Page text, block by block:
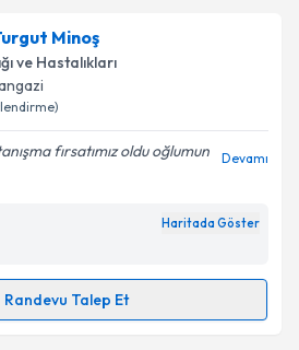
Uslu için randevu takvimi talebi
randevu almanız için bir
e-posta ile bilgilendireceğiz.
işlenmesine ilişkin
Aydınlatma
ve kişisel verilerimin belirtilen
kabul ediyorum.
Minoş
ve Hastalıkları
fırsatımız oldu oğlumun
Devamı
Haritada Göster
Randevu Talep Et
Talebi